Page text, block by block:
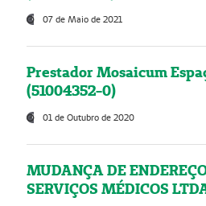
07 de Maio de 2021
Prestador Mosaicum
(51004352-0)
01 de Outubro de 2020
MUDANÇA DE
SERVIÇOS MÉDICOS